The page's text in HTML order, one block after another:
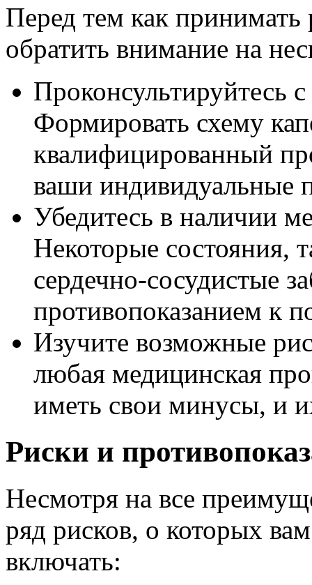
Перед тем как принимать
обратить внимание на
Проконсультируйтесь
Формировать схему
квалифицированный
ваши индивидуальные
Убедитесь в наличии
Некоторые состояния,
сердечно-сосудистые
противопоказанием к
Изучите возможные
любая медицинская
иметь свои минусы, и
Риски и
Несмотря на все
ряд рисков, о которых
включать: